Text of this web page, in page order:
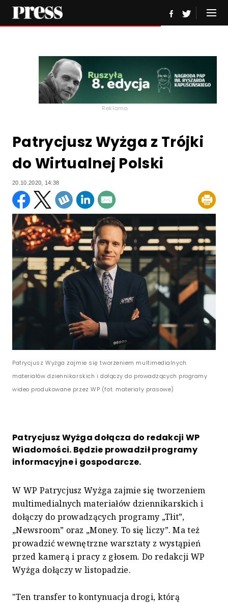
Reklama
Patrycjusz Wyżga z Trójki
do Wirtualnej Polski
20.10.2020, 14:38
Patrycjusz Wyżga zajmie się tworzeniem multimedialnych
materiałów dziennikarskich i dołączy do prowadzących programy
wideo produkowane przez WP (fot. materiały prasowe)
Patrycjusz Wyżga dołącza do redakcji WP
Wiadomości. Będzie prowadził programy
informacyjne i gospodarcze.
W WP Patrycjusz Wyżga zajmie się tworzeniem
multimedialnych materiałów dziennikarskich i
dołączy do prowadzących programy „Tłit”,
„Newsroom” oraz „Money. To się liczy”. Ma też
prowadzić wewnętrzne warsztaty z wystąpień
przed kamerą i pracy z głosem. Do redakcji WP
Wyżga dołączy w listopadzie.
"Ten transfer to kontynuacja drogi, którą